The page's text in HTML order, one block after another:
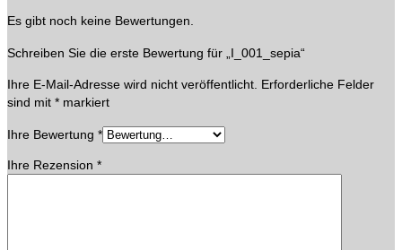
Es gibt noch keine Bewertungen.
Schreiben Sie die erste Bewertung für „I_001_sepia“
Ihre E-Mail-Adresse wird nicht veröffentlicht. Erforderliche Felder
sind mit * markiert
Ihre Bewertung *
Ihre Rezension *